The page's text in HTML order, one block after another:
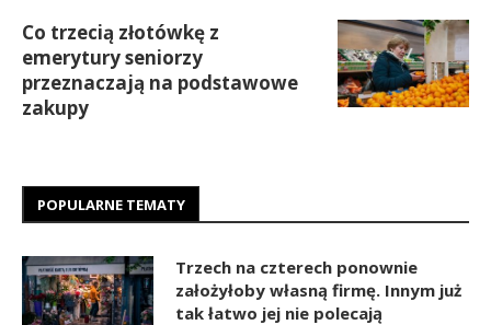
Co trzecią złotówkę z
emerytury seniorzy
przeznaczają na podstawowe
zakupy
POPULARNE TEMATY
Trzech na czterech ponownie
założyłoby własną firmę. Innym już
tak łatwo jej nie polecają